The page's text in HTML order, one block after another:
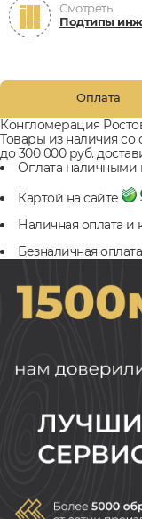
Смотреть
Подтипы
Оплата
Конгломерация
Товары из наличия со
до 300 000 руб.
Оплата наличными
Картой на сайте
Наличная оплата и
Безналичная